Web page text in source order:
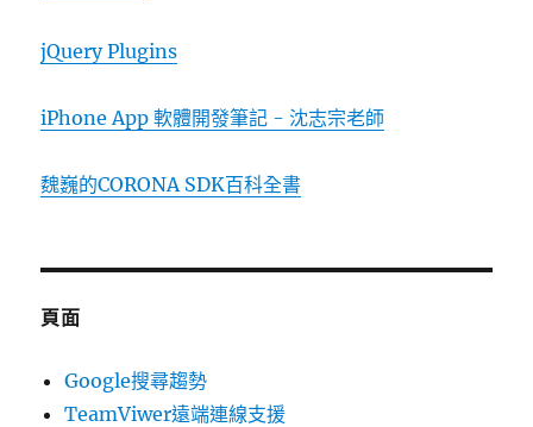
jQuery Plugins
iPhone App 軟體開發筆記 - 沈志宗老師
魏巍的CORONA SDK百科全書
頁面
Google搜尋趨勢
TeamViwer遠端連線支援